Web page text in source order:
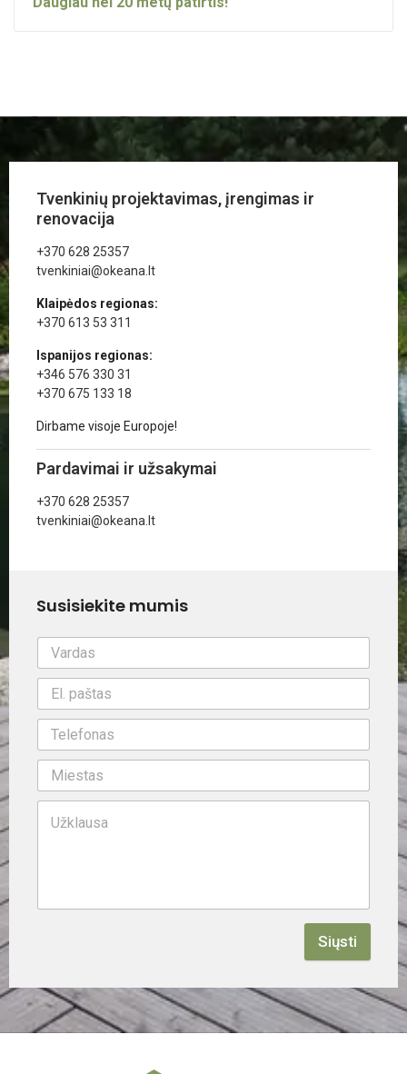
Tvenkinių projektavimas, įrengimas ir
renovacija
+370 628 25357
tvenkiniai@okeana.lt
Klaipėdos regionas:
+370 613 53 311
Ispanijos regionas:
+346 576 330 31
+370 675 133 18
Dirbame visoje Europoje!
Pardavimai ir užsakymai
+370 628 25357
tvenkiniai@okeana.lt
Susisiekite mumis
Siųsti